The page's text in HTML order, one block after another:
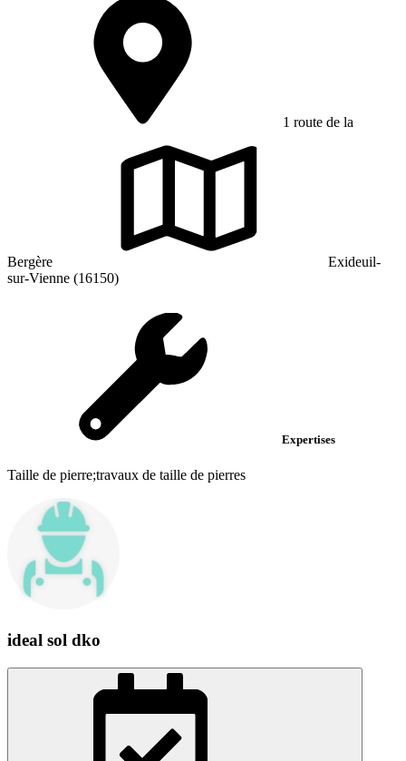
1 route de la
Bergère
Exideuil-
sur-Vienne (16150)
Expertises
Taille de pierre;travaux de taille de pierres
ideal sol dko